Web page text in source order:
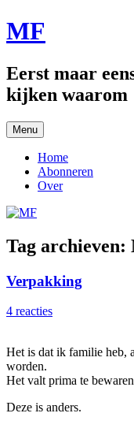
Ga
naar
inhoud
MF
Eerst maar
kijken waarom
Menu
Home
Abonneren
Over
Tag archieven:
Verpakking
4 reacties
Het is dat ik familie heb,
worden.
Het valt prima te
Deze is anders.